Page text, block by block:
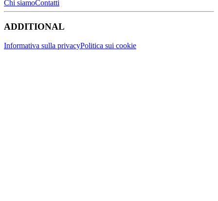
Chi siamoContatti
ADDITIONAL
Informativa sulla privacyPolitica sui cookie